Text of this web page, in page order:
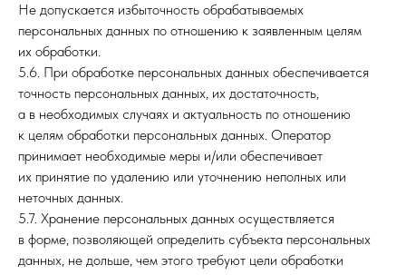
Не допускается избыточность обрабатываемых
персональных данных по отношению к заявленным целям
их обработки.
5.6. При обработке персональных данных обеспечивается
точность персональных данных, их достаточность,
а в необходимых случаях и актуальность по отношению
к целям обработки персональных данных. Оператор
принимает необходимые меры и/или обеспечивает
их принятие по удалению или уточнению неполных или
неточных данных.
5.7. Хранение персональных данных осуществляется
в форме, позволяющей определить субъекта персональных
данных, не дольше, чем этого требуют цели обработки